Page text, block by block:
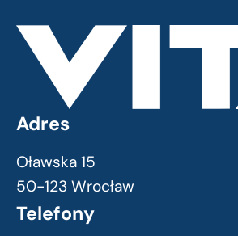
Adres
Oławska 15
50-123 Wrocław
Telefony